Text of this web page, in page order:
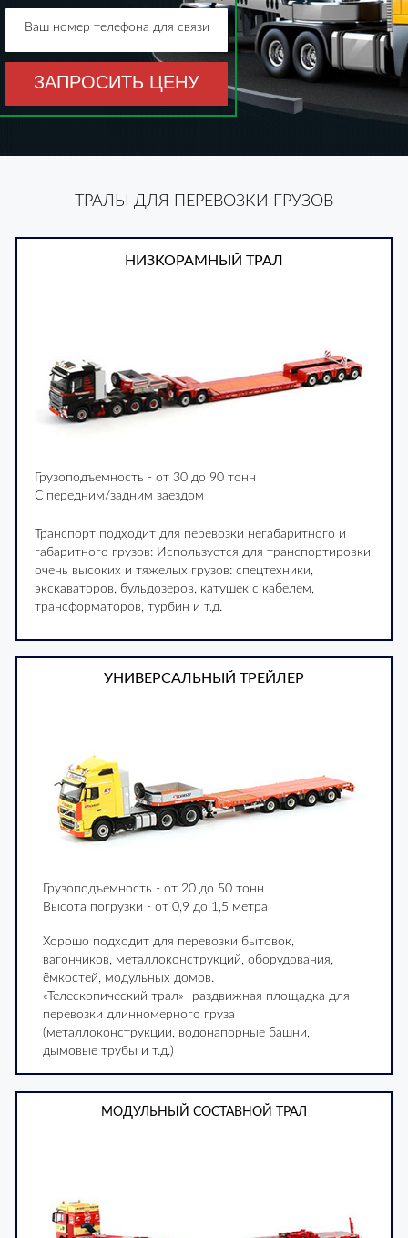
ЗАПРОСИТЬ ЦЕНУ
Ваш номер телефона для связи
ТРАЛЫ ДЛЯ ПЕРЕВОЗКИ ГРУЗОВ
НИЗКОРАМНЫЙ ТРАЛ
Грузоподъемность - от 30 до 90 тонн
С передним/задним заездом
Транспорт подходит для перевозки негабаритного и
габаритного грузов: Используется для транспортировки
очень высоких и тяжелых грузов: спецтехники,
экскаваторов, бульдозеров, катушек с кабелем,
трансформаторов, турбин и т.д.
УНИВЕРСАЛЬНЫЙ ТРЕЙЛЕР
Грузоподъемность - от 20 до 50 тонн
Высота погрузки - от 0,9 до 1,5 метра
Хорошо подходит для перевозки бытовок,
вагончиков, металлоконструкций, оборудования,
ёмкостей, модульных домов.
«Телескопический трал» -раздвижная площадка для
перевозки длинномерного груза
(металлоконструкции, водонапорные башни,
дымовые трубы и т.д.)
МОДУЛЬНЫЙ СОСТАВНОЙ ТРАЛ